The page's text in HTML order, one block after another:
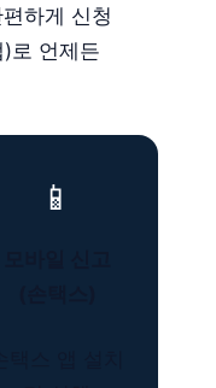
하게 신청
로 언제든
📱